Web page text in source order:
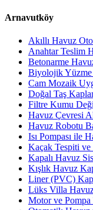
Arnavutköy
Akıllı Havuz
Anahtar Teslim
Betonarme
Biyolojik Yüzme
Cam Mozaik
Doğal Taş
Filtre Kumu
Havuz Çevresi
Havuz Robotu
Isı Pompası ile
Kaçak Tespiti ve
Kapalı Havuz
Kışlık Havuz
Liner (PVC)
Lüks Villa
Motor ve Pompa